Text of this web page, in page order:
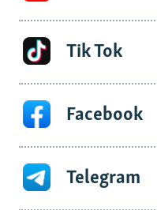
Tik Tok
Facebook
Telegram